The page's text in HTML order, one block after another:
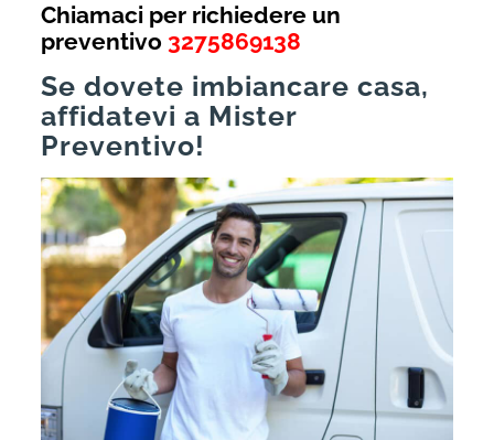
Chiamaci per richiedere un
preventivo 3275869138
Se dovete imbiancare casa,
affidatevi a Mister
Preventivo!